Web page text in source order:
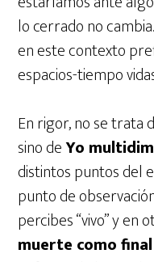
lo cerrado no
en este contexto
espacios-tiempo
En rigor, no se trata
sino deYo
distintos puntos del
punto de
percibes “vivo” y en
muerte como